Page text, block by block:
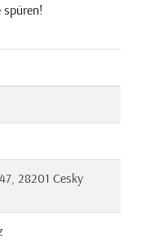
28201 Cesky